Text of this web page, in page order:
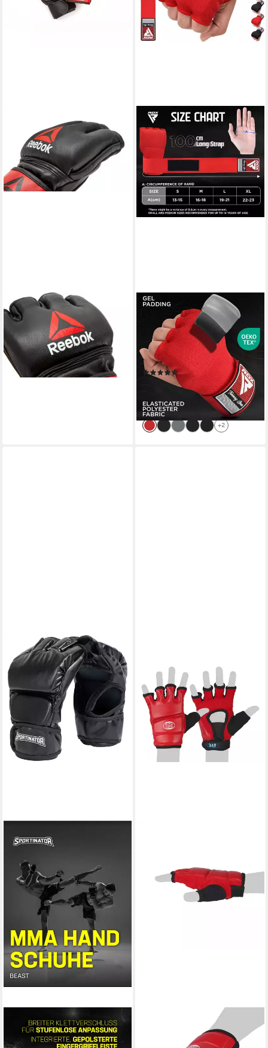
REEBOK
MMA-Handschuhe MMA
Handschuhe Leder M
70,00 €
lieferbar - in 3-4 Werktagen bei dir
RDX SPORTS
Boxhandschuhe RDX Boxen
elastische Innenhandschuhe,
MMA, Boxbandagen,
Handschuhe
(20)
ab 19,99 € 25,99 €
lieferbar - in 3-4 Werktagen bei dir
+2
SPORTINATOR
MMA-Handschuhe "Beast"
MMA-Handschuhe Touch Krav